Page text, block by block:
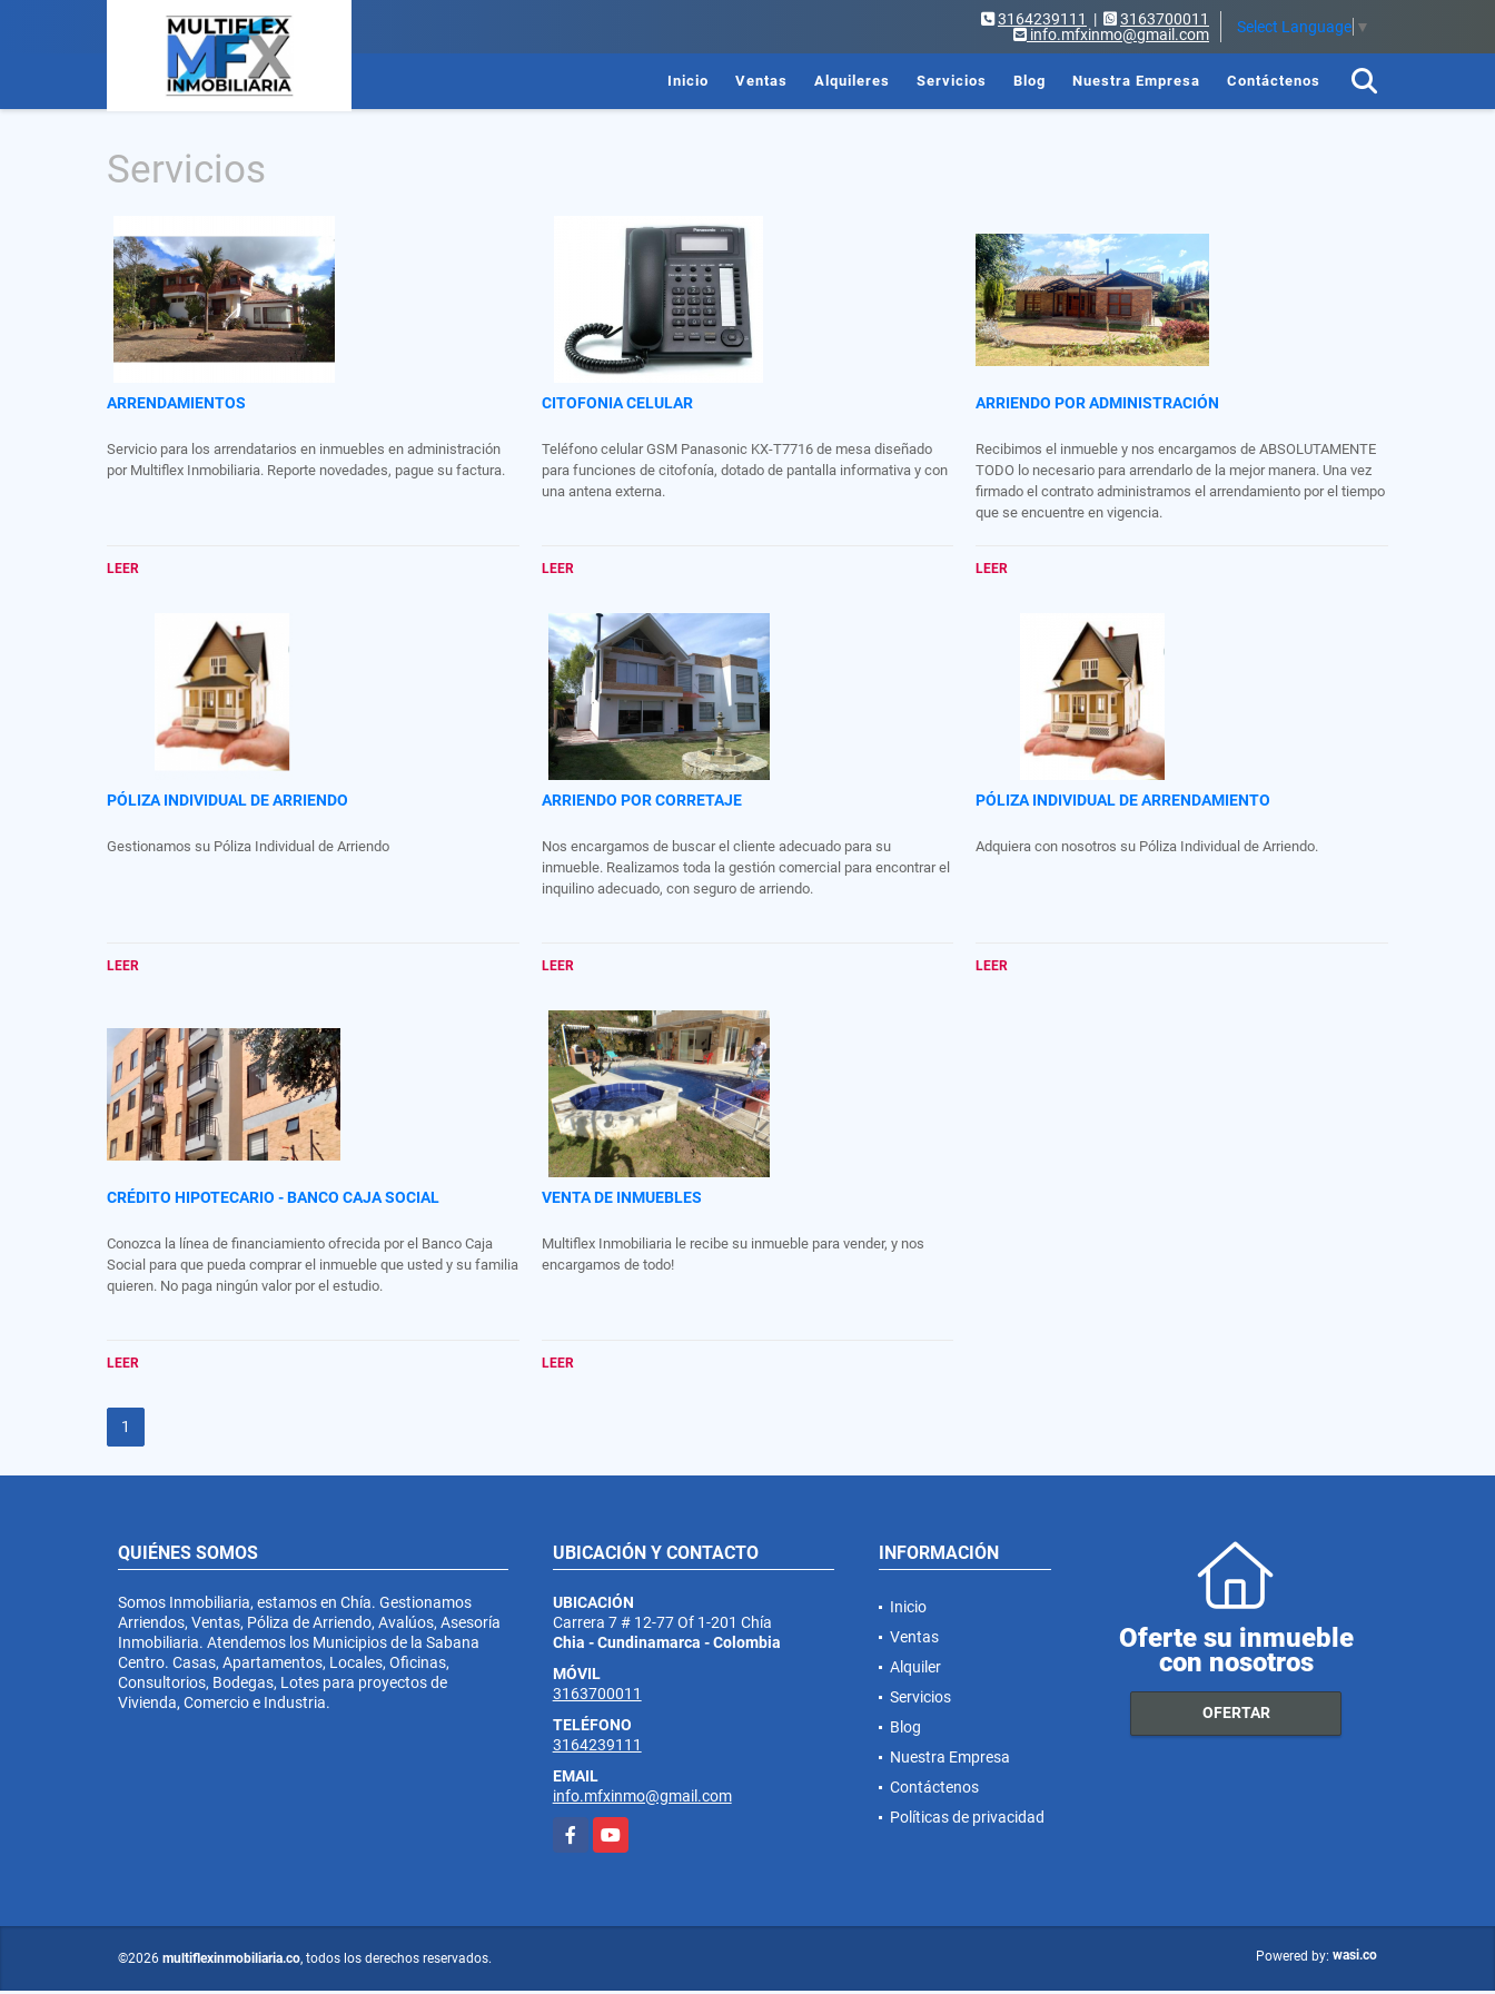
3164239111 |
3163700011
info.mfxinmo@gmail.com
Select Language ▼
Inicio Ventas Alquileres Servicios Blog Nuestra Empresa Contáctenos
Servicios
ARRENDAMIENTOS
Servicio para los arrendatarios en inmuebles en administración
por Multiflex Inmobiliaria. Reporte novedades, pague su factura.
LEER
CITOFONIA CELULAR
Teléfono celular GSM Panasonic KX-T7716 de mesa diseñado
para funciones de citofonía, dotado de pantalla informativa y con
una antena externa.
LEER
ARRIENDO POR ADMINISTRACIÓN
Recibimos el inmueble y nos encargamos de ABSOLUTAMENTE
TODO lo necesario para arrendarlo de la mejor manera. Una vez
firmado el contrato administramos el arrendamiento por el tiempo
que se encuentre en vigencia.
LEER
PÓLIZA INDIVIDUAL DE ARRIENDO
Gestionamos su Póliza Individual de Arriendo
LEER
ARRIENDO POR CORRETAJE
Nos encargamos de buscar el cliente adecuado para su
inmueble. Realizamos toda la gestión comercial para encontrar el
inquilino adecuado, con seguro de arriendo.
LEER
PÓLIZA INDIVIDUAL DE ARRENDAMIENTO
Adquiera con nosotros su Póliza Individual de Arriendo.
LEER
CRÉDITO HIPOTECARIO - BANCO CAJA SOCIAL
Conozca la línea de financiamiento ofrecida por el Banco Caja
Social para que pueda comprar el inmueble que usted y su familia
quieren. No paga ningún valor por el estudio.
LEER
VENTA DE INMUEBLES
Multiflex Inmobiliaria le recibe su inmueble para vender, y nos
encargamos de todo!
LEER
1
QUIÉNES SOMOS
Somos Inmobiliaria, estamos en Chía. Gestionamos
Arriendos, Ventas, Póliza de Arriendo, Avalúos, Asesoría
Inmobiliaria. Atendemos los Municipios de la Sabana
Centro. Casas, Apartamentos, Locales, Oficinas,
Consultorios, Bodegas, Lotes para proyectos de
Vivienda, Comercio e Industria.
UBICACIÓN Y CONTACTO
UBICACIÓN
Carrera 7 # 12-77 Of 1-201 Chía
Chia - Cundinamarca - Colombia
MÓVIL
3163700011
TELÉFONO
3164239111
EMAIL
info.mfxinmo@gmail.com
FacebookYouTube
INFORMACIÓN
Inicio
Ventas
Alquiler
Servicios
Blog
Nuestra Empresa
Contáctenos
Políticas de privacidad
Oferte su inmueble
con nosotros
OFERTAR
©2026 multiflexinmobiliaria.co, todos los derechos reservados. Powered by: wasi.co